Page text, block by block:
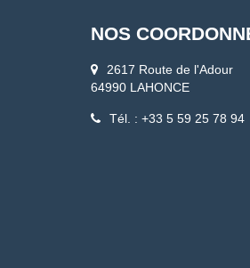
NOS
2617 Route de l'Adour
64990 LAHONCE
Tél. : +33 5 59 25 78 94